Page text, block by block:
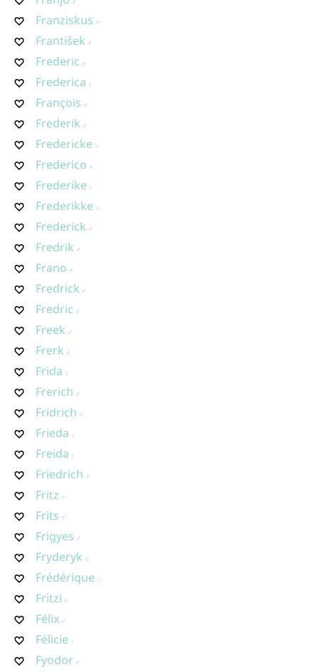
Franziskus
František
Frederic
Frederica
François
Frederik
Fredericke
Frederico
Frederike
Frederikke
Frederick
Fredrik
Frano
Fredrick
Fredric
Freek
Frerk
Frida
Frerich
Fridrich
Frieda
Freida
Friedrich
Fritz
Frits
Frigyes
Fryderyk
Frédérique
Fritzi
Félix
Félicie
Fyodor